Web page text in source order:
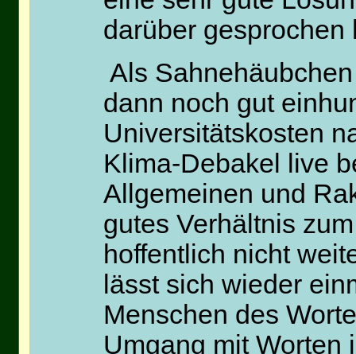
darüber gesprochen
Als
dann noch gut
Universitätskosten
Klima-Debakel live
Allgemeinen und
gutes Verhältnis
hoffentlich nicht
lässt sich wieder
Menschen des
Umgang mit Worten